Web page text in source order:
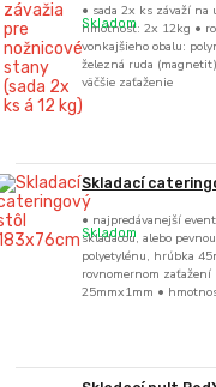
• sada 2x ks závaží na
hmotnosť: 2x 12kg •
vonkajšieho obalu:
železná ruda
väčšie zaťaženie
Skladom
Skladací
• najpredávanejší
skladacou, alebo
polyetylénu, hrúbka
rovnomernom
25mmx1mm •
Skladom